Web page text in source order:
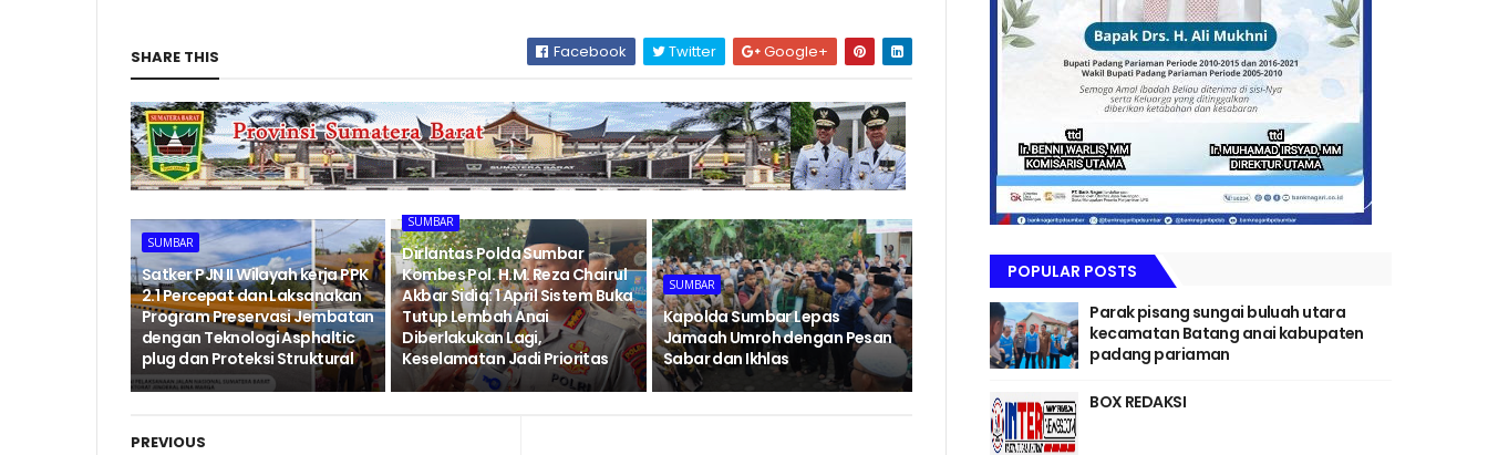
SHARE THIS Facebook Twitter Google+
SUMBAR
‎Satker PJN II Wilayah kerja PPK
2.1 Percepat dan Laksanakan
Program Preservasi Jembatan
dengan Teknologi Asphaltic
plug dan Proteksi Struktural ‎
SUMBAR
Dirlantas Polda Sumbar
Kombes Pol. H.M. Reza Chairul
Akbar Sidiq: 1 April Sistem Buka
Tutup Lembah Anai
Diberlakukan Lagi,
Keselamatan Jadi Prioritas
SUMBAR
Kapolda Sumbar Lepas
Jamaah Umroh dengan Pesan
Sabar dan Ikhlas
PREVIOUS
POPULAR POSTS
Parak pisang sungai buluah utara
kecamatan Batang anai kabupaten
padang pariaman
BOX REDAKSI